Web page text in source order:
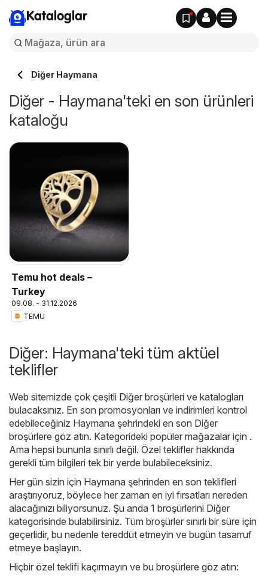
Kataloglar
Diğer Haymana
Diğer - Haymana'teki en son ürünleri
kataloğu
Temu hot deals –
Turkey
09.08. - 31.12.2026
TEMU
Diğer: Haymana'teki tüm aktüel
teklifler
Web sitemizde çok çeşitli Diğer broşürleri ve katalogları
bulacaksınız. En son promosyonları ve indirimleri kontrol
edebileceğiniz Haymana şehrindeki en son Diğer
broşürlere göz atın. Kategorideki popüler mağazalar için .
Ama hepsi bununla sınırlı değil. Özel teklifler hakkında
gerekli tüm bilgileri tek bir yerde bulabileceksiniz.
Her gün sizin için Haymana şehrinden en son teklifleri
araştırıyoruz, böylece her zaman en iyi fırsatları nereden
alacağınızı biliyorsunuz. Şu anda 1 broşürlerini Diğer
kategorisinde bulabilirsiniz. Tüm broşürler sınırlı bir süre için
geçerlidir, bu nedenle tereddüt etmeyin ve bugün tasarruf
etmeye başlayın.
Hiçbir özel teklifi kaçırmayın ve bu broşürlere göz atın: